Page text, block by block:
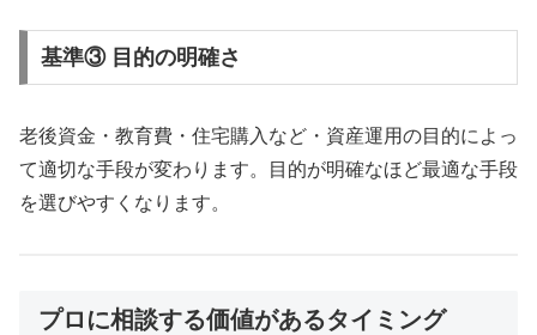
基準③ 目的の明確さ
老後資金・教育費・住宅購入など・資産運用の目的によっ
て適切な手段が変わります。目的が明確なほど最適な手段
を選びやすくなります。
プロに相談する価値があるタイミング